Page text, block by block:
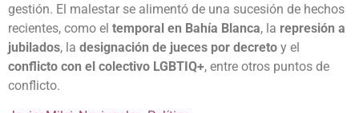
gestión. El malestar se alimentó de una sucesión de hechos
recientes, como el temporal en Bahía Blanca, la represión a
jubilados, la designación de jueces por decreto y el
conflicto con el colectivo LGBTIQ+, entre otros puntos de
conflicto.